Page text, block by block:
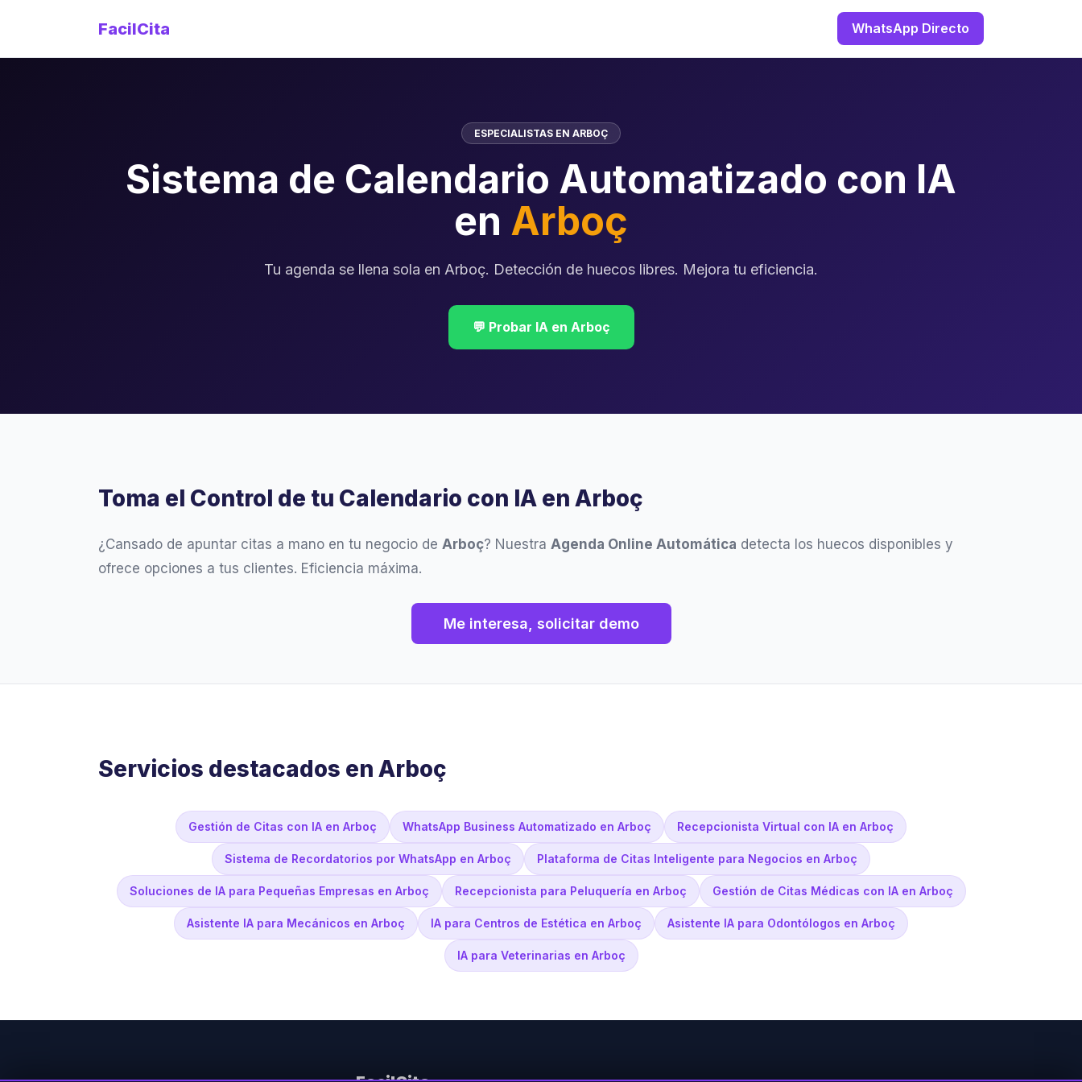
FacilCita WhatsApp Directo
ESPECIALISTAS EN ARBOÇ
Sistema de Calendario Automatizado con IA
en Arboç
Tu agenda se llena sola en Arboç. Detección de huecos libres. Mejora tu eficiencia.
💬 Probar IA en Arboç
Toma el Control de tu Calendario con IA en Arboç
¿Cansado de apuntar citas a mano en tu negocio de Arboç? Nuestra Agenda Online Automática detecta los huecos disponibles y
ofrece opciones a tus clientes. Eficiencia máxima.
Me interesa, solicitar demo
Servicios destacados en Arboç
Gestión de Citas con IA en Arboç WhatsApp Business Automatizado en Arboç Recepcionista Virtual con IA en Arboç
Sistema de Recordatorios por WhatsApp en Arboç Plataforma de Citas Inteligente para Negocios en Arboç
Soluciones de IA para Pequeñas Empresas en Arboç Recepcionista para Peluquería en Arboç Gestión de Citas Médicas con IA en Arboç
Asistente IA para Mecánicos en Arboç IA para Centros de Estética en Arboç Asistente IA para Odontólogos en Arboç
IA para Veterinarias en Arboç